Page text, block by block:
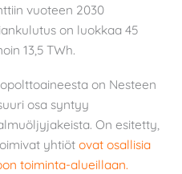
vuoteen 2030
on luokkaa 45
13,5 TWh.
on Nesteen
osa syntyy
On esitetty,
yhtiöt ovat osallisia
toiminta-alueillaan.